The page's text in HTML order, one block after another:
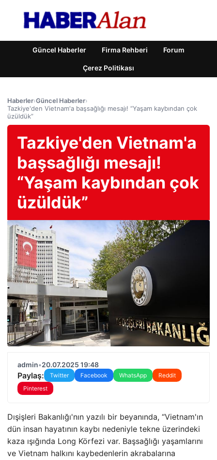
Güncel Haberler Firma Rehberi Forum
Çerez Politikası
Haberler›Güncel Haberler›
Tazkiye'den Vietnam'a başsağlığı mesajı! “Yaşam kaybından çok
üzüldük”
Tazkiye'den Vietnam'a
başsağlığı mesajı!
“Yaşam kaybından çok
üzüldük”
admin•20.07.2025 19:48
Paylaş: Twitter Facebook WhatsApp
Reddit
Pinterest
Dışişleri Bakanlığı'nın yazılı bir beyanında, “Vietnam'ın
dün insan hayatının kaybı nedeniyle tekne üzerindeki
kaza ışığında Long Körfezi var. Başsağlığı yaşamlarını
ve Vietnam halkını kaybedenlerin akrabalarına